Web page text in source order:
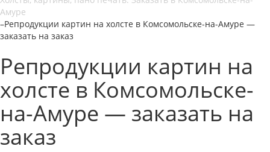
Амуре
–Репродукции картин на холсте в Комсомольске-на-Амуре —
заказать на заказ
Репродукции картин на
холсте в Комсомольске-
на-Амуре — заказать на
заказ